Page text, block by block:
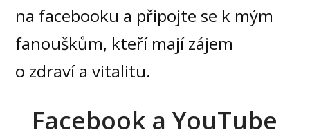
na facebooku a připojte se k mým
fanouškům, kteří mají zájem
o zdraví a vitalitu.
Facebook a YouTube